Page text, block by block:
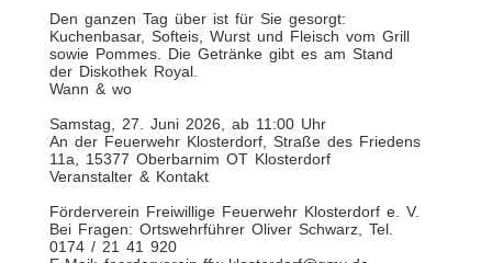
Den ganzen Tag über ist für Sie gesorgt:
Kuchenbasar, Softeis, Wurst und Fleisch vom Grill
sowie Pommes. Die Getränke gibt es am Stand
der Diskothek Royal.
Wann & wo
Samstag, 27. Juni 2026, ab 11:00 Uhr
An der Feuerwehr Klosterdorf, Straße des Friedens
11a, 15377 Oberbarnim OT Klosterdorf
Veranstalter & Kontakt
Förderverein Freiwillige Feuerwehr Klosterdorf e. V.
Bei Fragen: Ortswehrführer Oliver Schwarz, Tel.
0174 / 21 41 920